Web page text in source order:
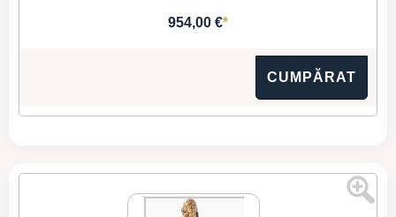
954,00 €*
CUMPĂRAT